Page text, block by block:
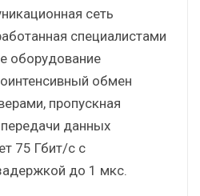
сеть
специалистами
оборудование
обмен
пропускная
данных
75 Гбит/с с
до 1 мкс.